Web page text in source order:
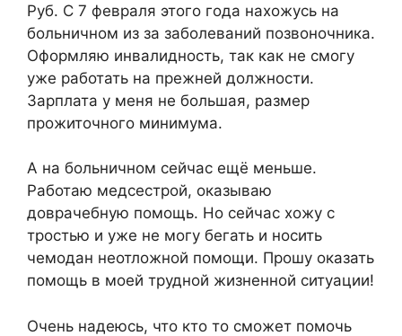
Руб. С 7 февраля этого года нахожусь на
больничном из за заболеваний позвоночника.
Оформляю инвалидность, так как не смогу
уже работать на прежней должности.
Зарплата у меня не большая, размер
прожиточного минимума.
А на больничном сейчас ещё меньше.
Работаю медсестрой, оказываю
доврачебную помощь. Но сейчас хожу с
тростью и уже не могу бегать и носить
чемодан неотложной помощи. Прошу оказать
помощь в моей трудной жизненной ситуации!
Очень надеюсь, что кто то сможет помочь